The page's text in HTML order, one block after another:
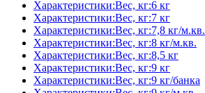
Характеристики:Вес, кг:6 кг
Характеристики:Вес, кг:7 кг
Характеристики:Вес, кг:7,8 кг/м.кв.
Характеристики:Вес, кг:8 кг/м.кв.
Характеристики:Вес, кг:8,5 кг
Характеристики:Вес, кг:9 кг
Характеристики:Вес, кг:9 кг/банка